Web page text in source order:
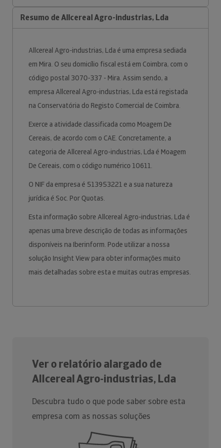
Resumo de Allcereal Agro-industrias, Lda
Allcereal Agro-industrias, Lda é uma empresa sediada
em Mira. O seu domicílio fiscal está em Coimbra, com o
código postal 3070-337 - Mira. Assim sendo, a
empresa Allcereal Agro-industrias, Lda está registada
na Conservatória do Registo Comercial de Coimbra.
Exerce a atividade classificada como Moagem De
Cereais, de acordo com o CAE. Concretamente, a
categoria de Allcereal Agro-industrias, Lda é Moagem
De Cereais, com o código numérico 10611.
O NIF da empresa é 513953221 e a sua natureza
jurídica é Soc. Por Quotas.
Esta informação sobre Allcereal Agro-industrias, Lda é
apenas uma breve descrição de todas as informações
disponíveis na Iberinform. Pode utilizar a nossa
solução Insight View para obter informações muito
mais detalhadas sobre esta e muitas outras empresas.
Ver o relatório alargado de
Allcereal Agro-industrias, Lda
Descubra tudo o que pode saber sobre esta
empresa com as nossas soluções